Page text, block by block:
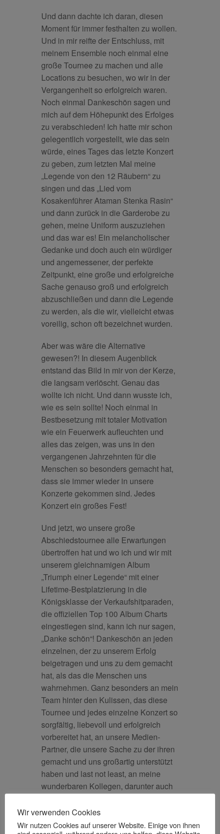
Und dann dachte ich daran, diesen
Moment für immer festhalten zu wollen.
Und in mir reifte der Entschluss, mit
meinem Ensemble noch einmal eine
große Tournee zu machen und alle
Locations zu besuchen, wo wir in der
Vergangenheit so erfolgreich waren.
Noch einmal Dankeschön sagen und
mich auf dem Höhepunkt des Erfolges
zu verabschieden! Ich hatte mir schon
gelegentlich vorgestellt, wie das sein
würde, eines Tages das letzte Konzert
zu geben, zum letzten Mal meine
„Legende von den 12 Räubern“ zu
singen und das „Lied vom
Kosakenführer Ataman Stenka Rasin“
und dann zurück in die Garderobe zu
gehen, meine Uniform auszuziehen
und das war es! Ein melancholischer
Gedanke und doch auch ein würdiger
und angemessener, der perfekte
Zeitpunkt, eine große und erfolgreiche
Sache genauso groß und erfolgreich
abzuschließen und dann die Legende
zu werden, als die wir, vielleicht etwas
voreilig, schon oft bezeichnet wurden.
Aber was wäre die Alternative
gewesen?! In diesem Augenblick
entstand das Bild in mir von der Kerze,
die langsam verlöscht. Genau das
wollte ich nicht. Und dann wusste ich,
wie es sein sollte! Noch einmal in
Bestbesetzung mit totaler Motivation
wie ein Feuerwerk aufleuchten und
alles das zeigen, was uns in den
vergangenen Jahrzehnten für die
Menschen so besonders gemacht hat,
dass sie immer wieder in unsere
Konzerte gekommen sind. Jedes
Konzert ein großes Fest!
Und jetzt, wo unsere große
Abschiedstournee alle Erwartungen
übertroffen hat und wo ich und wir mit
unserem gleichnamigen Album
„Triumph einer Legende“ mit einer
Lifetime-Bestplatzierung in die
Königsklasse der Verkaufshitparaden,
die offiziellen Top 100 Album Charts
eingestiegen sind, kann ich nur sagen,
„Danke schön“! Dankeschön an jeden
einzelnen, der zu unserem Erfolg
beigetragen und uns zu dem gemacht
hat, als das die Menschen uns
wahrnehmen. Ganz besonders an mein
Team hinter den Kulissen, das diese
Tournee und jedes einzelne Konzert so
sorgfältig, liebevoll und erfolgreich
vorbereitet hat, an unsere Medien-
Partner, die unsere Sache zu der ihren
gemacht und uns großartig unterstützt
haben und last not least, an meine
wunderbaren Kollegen, darunter auch
denen ich seit Jahren und Jahrzehnten
auf Tournee bin, eine kleine Welt für
Wir verwenden Cookies
Wir nutzen Cookies auf unserer Website. Einige von ihnen